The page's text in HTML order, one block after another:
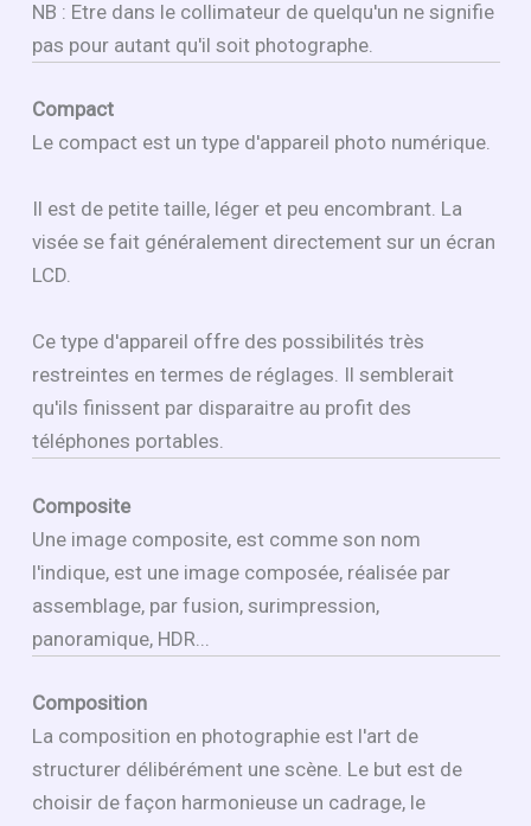
NB : Etre dans le collimateur de quelqu'un ne signifie
pas pour autant qu'il soit photographe.
Compact
Le compact est un type d'appareil photo numérique.
Il est de petite taille, léger et peu encombrant. La
visée se fait généralement directement sur un écran
LCD.
Ce type d'appareil offre des possibilités très
restreintes en termes de réglages. Il semblerait
qu'ils finissent par disparaitre au profit des
téléphones portables.
Composite
Une image composite, est comme son nom
l'indique, est une image composée, réalisée par
assemblage, par fusion, surimpression,
panoramique, HDR...
Composition
La composition en photographie est l'art de
structurer délibérément une scène. Le but est de
choisir de façon harmonieuse un cadrage, le